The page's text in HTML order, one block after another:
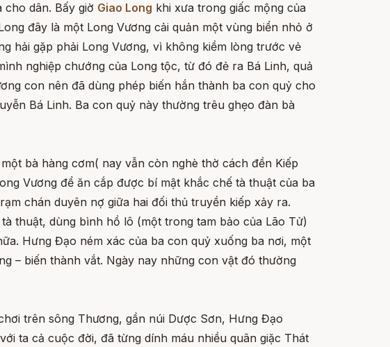
dân. Bấy giờ Giao Long khi xưa trong giấc mộng của
đây là một Long Vương cải quản một vùng biển nhỏ ở
hải gặp phải Long Vương, vì không kiềm lòng trước vẻ
nghiệp chướng của Long tộc, từ đó đẻ ra Bá Linh, quả
con nên đã dùng phép biến hắn thành ba con quỷ cho
Bá Linh. Ba con quỷ này thường trêu ghẹo đàn bà
bà hàng cơm( nay vẫn còn nghè thờ cách đền Kiếp
Vương để ăn cắp được bí mật khắc chế tà thuật của ba
chán duyên nợ giữa hai đối thủ truyền kiếp xảy ra.
thuật, dùng bình hồ lô (một trong tam bảo của Lão Tử)
Hưng Đạo ném xác của ba con quỷ xuống ba nơi, một
– biến thành vắt. Ngày nay những con vật đó thường
trên sông Thương, gần núi Dược Sơn, Hưng Đạo
ta cả cuộc đời, đã từng dính máu nhiều quân giặc Thát